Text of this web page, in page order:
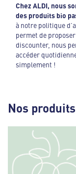
Chez ALDI, nous
des produits bio
à notre politique
permet de proposer
discounter, nous
accéder
simplement !
Nos